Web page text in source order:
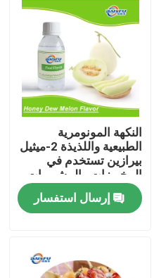
النكهة المونومرية
الطبيعية واللذيذة 2-ميثيل
بيرازين تستخدم في
المخبوزات والمشروبات
الباردة والتبغ
إرسال استفسار